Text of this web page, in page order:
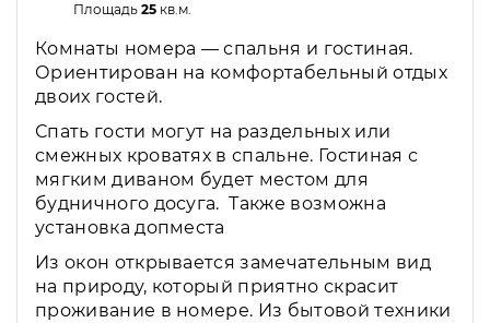
Площадь 25кв.м.
Комнаты номера — спальня и гостиная.
Ориентирован на комфортабельный отдых
двоих гостей.
Спать гости могут на раздельных или
смежных кроватях в спальне. Гостиная с
мягким диваном будет местом для
будничного досуга. Также возможна
установка допместа
Из окон открывается замечательным вид
на природу, который приятно скрасит
проживание в номере. Из бытовой техники